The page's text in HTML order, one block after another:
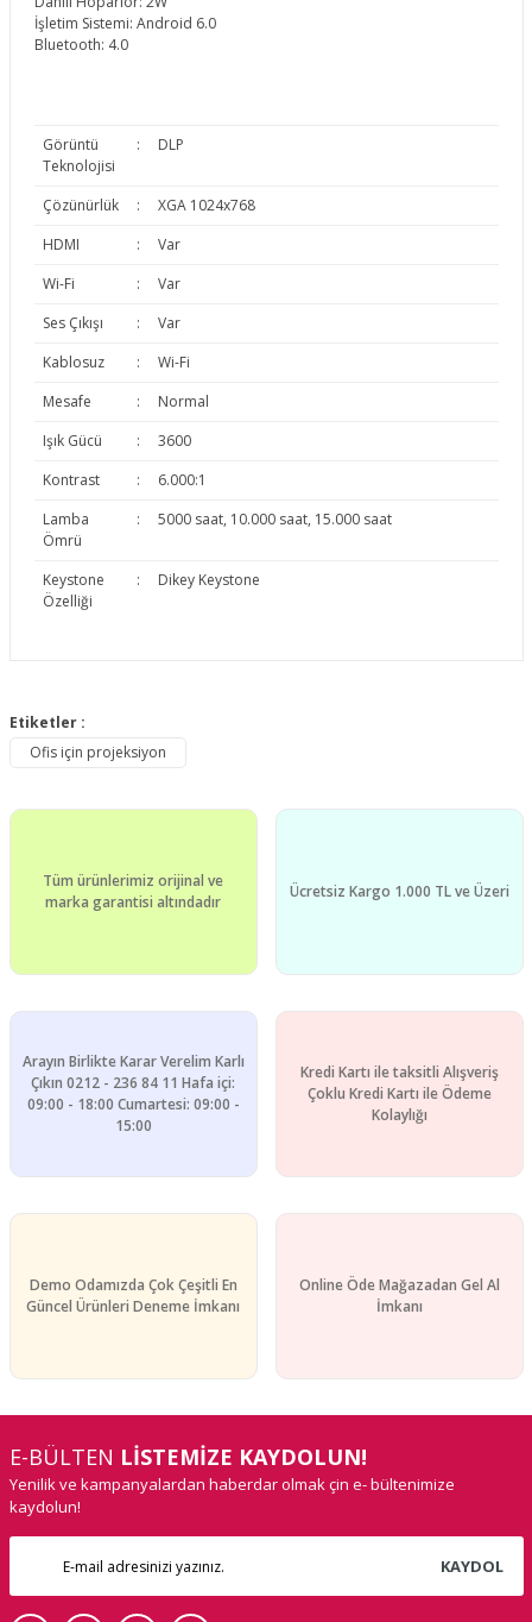
İşletim Sistemi: Android 6.0
Bluetooth: 4.0
Görüntü
Teknolojisi
: DLP
Çözünürlük :
XGA 1024x768
HDMI
:
Var
Wi-Fi
:
Var
Ses Çıkışı
:
Var
Kablosuz
:
Wi-Fi
Mesafe
:
Normal
Işık Gücü
:
3600
Kontrast
:
6.000:1
Lamba
Ömrü
: 5000 saat, 10.000 saat, 15.000 saat
Keystone
Özelliği
: Dikey Keystone
konularda yetersiz gördüğünüz noktaları öneri formunu
Görüş ve önerileriniz için teşekkür ederiz.
Ürün resmi kalitesiz, bozuk veya görüntülenemiyor.
Ürün bilgilerinde hatalar bulunuyor.
Etiketler :
Ofis için projeksiyon
Tüm ürünlerimiz orijinal ve
marka garantisi altındadır
Ücretsiz Kargo 1.000 TL ve Üzeri
Arayın Birlikte Karar Verelim Karlı
Çıkın 0212 - 236 84 11 Hafa içi:
09:00 - 18:00 Cumartesi: 09:00 -
15:00
Kredi Kartı ile taksitli Alışveriş
Çoklu Kredi Kartı ile Ödeme
Kolaylığı
Demo Odamızda Çok Çeşitli En
Güncel Ürünleri Deneme İmkanı
Online Öde Mağazadan Gel Al
İmkanı
E-BÜLTEN LİSTEMİZE KAYDOLUN!
Yenilik ve kampanyalardan haberdar olmak çin e- bültenimize
kaydolun!
KAYDOL